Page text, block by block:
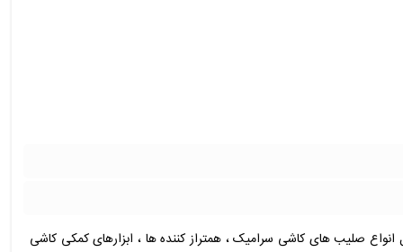
انواع صلیب های کاشی سرامیک ، همتراز کننده ها ، ابزارهای کمکی کاشی